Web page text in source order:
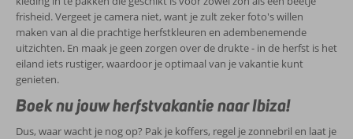
frisheid. Vergeet je camera niet, want je zult zeker foto's willen
maken van al die prachtige herfstkleuren en adembenemende
uitzichten. En maak je geen zorgen over de drukte - in de herfst is het
eiland iets rustiger, waardoor je optimaal van je vakantie kunt
genieten.
Boek nu jouw herfstvakantie naar Ibiza!
Dus, waar wacht je nog op? Pak je koffers, regel je zonnebril en laat je